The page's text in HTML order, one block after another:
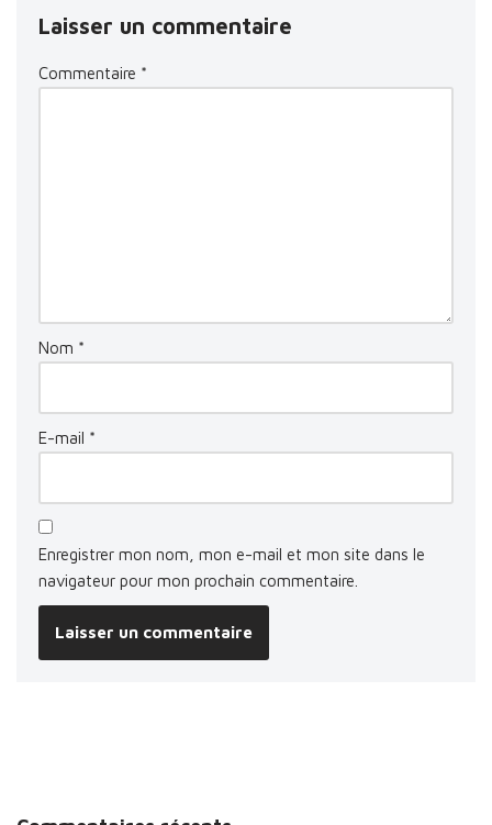
Laisser un commentaire
Commentaire *
Nom *
E-mail *
Enregistrer mon nom, mon e-mail et mon site dans le
navigateur pour mon prochain commentaire.